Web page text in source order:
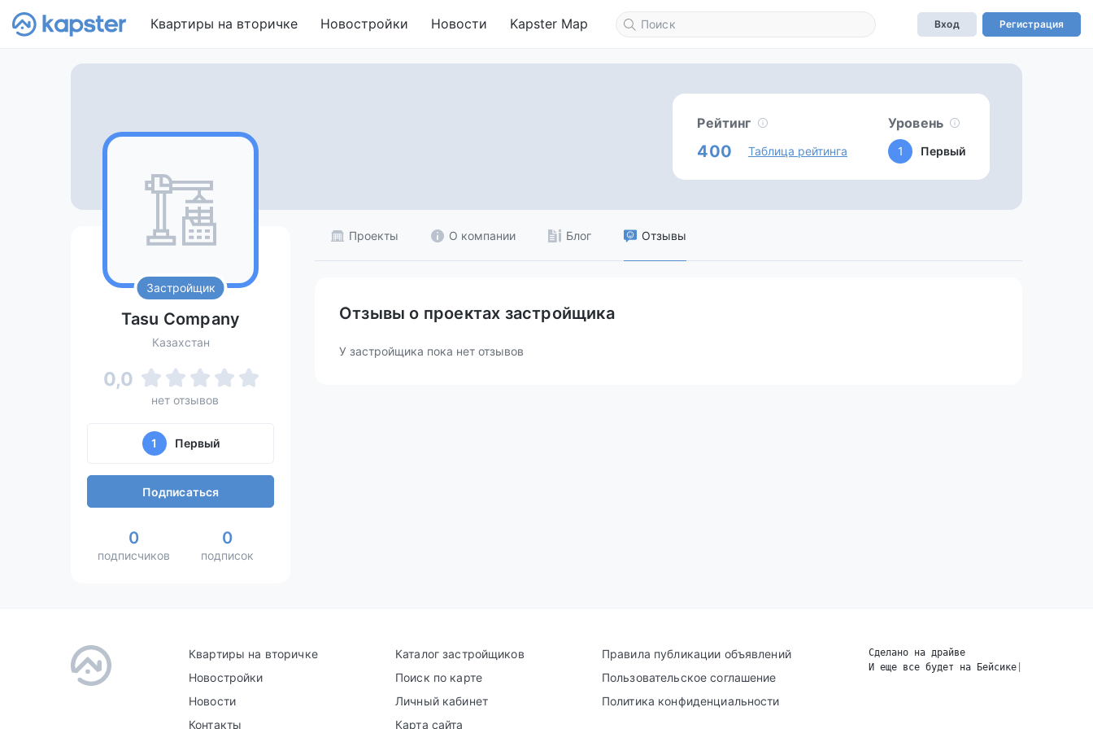
Квартиры на вторичке Новостройки Новости Kapster Map Вход Регистрация
Рейтинг
400 Таблица рейтинга
Уровень
1 Первый
Застройщик
Tasu Company
Казахстан
0,0
нет отзывов
1 Первый
Подписаться
0
подписчиков
0
подписок
Проекты О компании Блог Отзывы
Отзывы о проектах застройщика
У застройщика пока нет отзывов
Квартиры на вторичке
Новостройки
Новости
Контакты
Каталог застройщиков
Поиск по карте
Личный кабинет
Карта сайта
Правила публикации объявлений
Пользовательское соглашение
Политика конфиденциальности
Сделано на драйве
И еще все будет на Бейсике